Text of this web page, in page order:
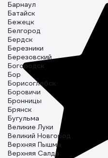
Барнаул
Батайск
Бежецк
Белгород
Бердск
Березники
Березовский
Богородск
Бор
Борисоглебск
Боровичи
Бронницы
Брянск
Бугульма
Великие Луки
Великий Новгород
Верхняя Пышма
Верхняя Салда